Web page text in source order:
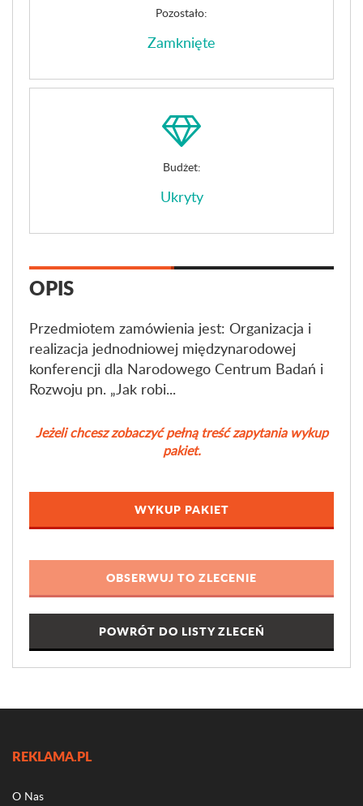
Pozostało:
Zamknięte
Budżet:
Ukryty
OPIS
Przedmiotem zamówienia jest: Organizacja i
realizacja jednodniowej międzynarodowej
konferencji dla Narodowego Centrum Badań i
Rozwoju pn. „Jak robi...
Jeżeli chcesz zobaczyć pełną treść zapytania wykup
pakiet.
WYKUP PAKIET
POWRÓT DO LISTY ZLECEŃ
REKLAMA.PL
O Nas